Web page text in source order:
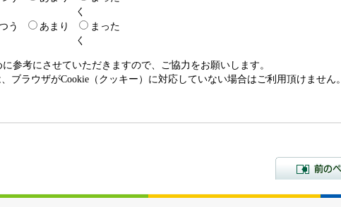
く
う あまり
まった
く
参考にさせていただきますので、ご協力をお願いします。
ラウザがCookie（クッキー）に対応していない場合はご利用頂けません。